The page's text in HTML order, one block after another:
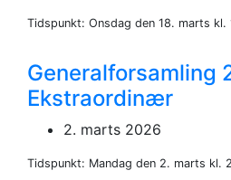
Tidspunkt: Onsdag den 18. marts
Generalforsamling
Ekstraordinær
2. marts 2026
Tidspunkt: Mandag den 2. marts kl.